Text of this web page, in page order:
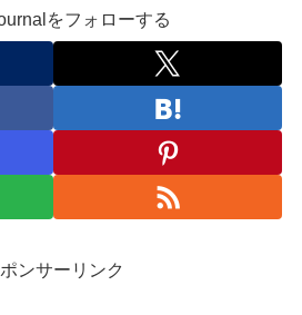
をフォローする
ンサーリンク